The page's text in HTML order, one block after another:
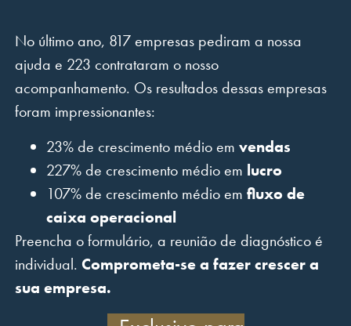
No último ano, 817 empresas pediram a nossa
ajuda e 223 contrataram o nosso
acompanhamento. Os resultados dessas empresas
foram impressionantes:
23% de crescimento médio em vendas
227% de crescimento médio em lucro
107% de crescimento médio em fluxo de
caixa operacional
Preencha o formulário, a reunião de diagnóstico é
individual. Comprometa-se a fazer crescer a
sua empresa.